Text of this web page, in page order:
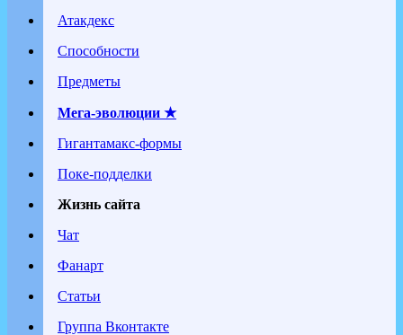
Атакдекс
Способности
Предметы
Мега-эволюции ★
Гигантамакс-формы
Поке-подделки
Жизнь сайта
Чат
Фанарт
Статьи
Группа Вконтакте